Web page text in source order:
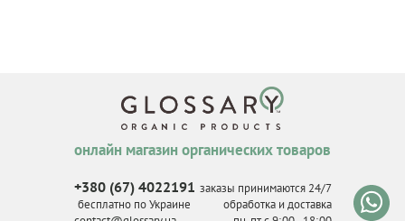
онлайн магазин органических товаров
+380 (67) 4022191
бесплатно по Украине
заказы принимаются 24/7
обработка и доставка